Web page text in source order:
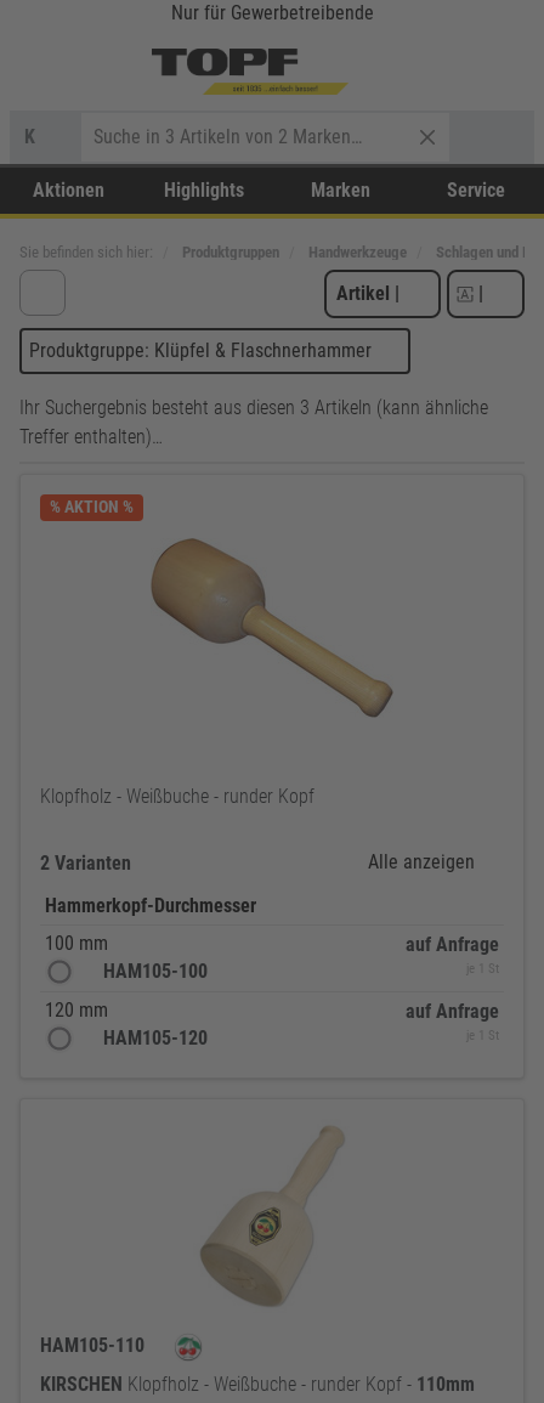
Nur für Gewerbetreibende
K
Aktionen Highlights Marken Service
Sie befinden sich hier: Produktgruppen Handwerkzeuge Schlagen und
Artikel | |
Produktgruppe: Klüpfel & Flaschnerhammer
Ihr Suchergebnis besteht aus diesen 3 Artikeln (kann ähnliche
Treffer enthalten)…
% AKTION %
Klopfholz - Weißbuche - runder Kopf
2 Varianten
Alle anzeigen
Hammerkopf-Durchmesser
100 mm
HAM105-100
auf Anfrage
je 1 St
120 mm
HAM105-120
auf Anfrage
je 1 St
HAM105-110
KIRSCHEN Klopfholz - Weißbuche - runder Kopf - 110mm